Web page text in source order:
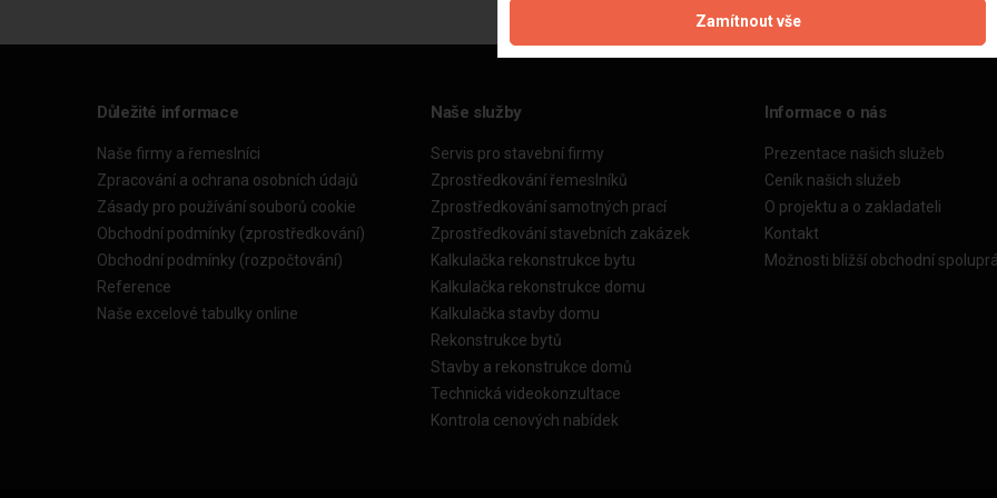
Důležité informace
Naše firmy a řemeslníci
Zpracování a ochrana osobních údajů
Zásady pro používání souborů cookie
Obchodní podmínky (zprostředkování)
Obchodní podmínky (rozpočtování)
Reference
Naše excelové tabulky online
Naše služby
Servis pro stavební firmy
Zprostředkování řemeslníků
Zprostředkování samotných prací
Zprostředkování stavebních zakázek
Kalkulačka rekonstrukce bytu
Kalkulačka rekonstrukce domu
Kalkulačka stavby domu
Rekonstrukce bytů
Stavby a rekonstrukce domů
Technická videokonzultace
Kontrola cenových nabídek
Informace o nás
Prezentace našich služeb
Ceník našich služeb
O projektu a o zakladateli
Kontakt
Možnosti bližší obchodní
Zamítnout vše